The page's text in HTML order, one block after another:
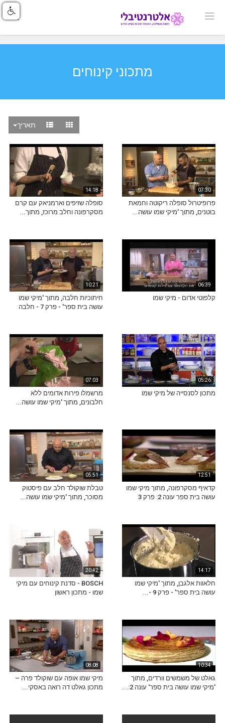
מתכוני קינוחים
תאריך
07:30
פרופיטרול סופלה ריקוטה וחמאת
בוטנים, מתוך 'מיקי שמו עושה...
14:18
סופלה שזיפים וארמניאק עם קרם
מסקרפונה וחלב מרוכז, מתוך...
06:39
קלפוטי אדום - מיקי שמו
10:21
חיתוכיות חלבה, מתוך 'מיקי שמו
עושה בית ספר' - פרק 7 - חלבה
05:26
מתכון לסנסייה של מיקי שמו
07:03
מרשמלו פירות אדומים ללא
חלבונים, מתוך 'מיקי שמו עושה...
12:51
קדאיף מסקרפונה, מתוך מיקי שמו
עושה בית ספר עונה 2: פרק 3
05:51
טבלת שוקולד חלב עם פיסטוק
מסוכר, מתוך 'מיקי שמו עושה...
14:17
חלאוות אלגבן, מתוך 'מיקי שמו
עושה בית ספר' - פרק 9 -...
20:42
BOSCH - סדנת קינוחים עם מיקי
שמו - מתכון ראשון
10:34
גאלט של משמשים וורדים, מתוך
'מיקי שמו עושה בית ספר' עונה 2:...
08:08
מיקי שמו אופה עם שוקולד פרה –
מתכון גאלט דה רואה באסקי...